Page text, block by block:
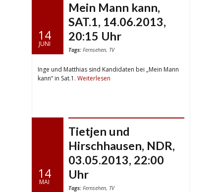
14
JUNI
Mein Mann kann,
SAT.1, 14.06.2013,
20:15 Uhr
Tags: Fernsehen, TV
Inge und Matthias sind Kandidaten bei „Mein Mann
kann“ in Sat.1. Weiterlesen
14
MAI
Tietjen und
Hirschhausen, NDR,
03.05.2013, 22:00
Uhr
Tags: Fernsehen, TV